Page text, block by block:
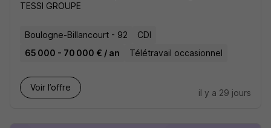
TESSI GROUPE
Boulogne-Billancourt - 92
CDI
65 000 - 70 000 € / an
Télétravail occasionnel
Voir l’offre
il y a 29 jours